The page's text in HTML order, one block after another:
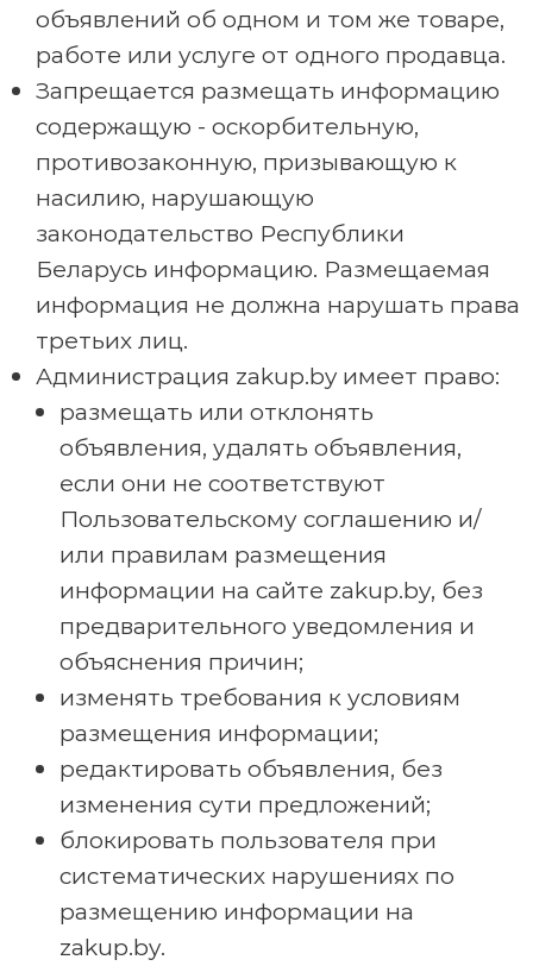
объявлений об одном и том же товаре,
работе или услуге от одного продавца.
Запрещается размещать информацию
содержащую - оскорбительную,
противозаконную, призывающую к
насилию, нарушающую
законодательство Республики
Беларусь информацию. Размещаемая
информация не должна нарушать права
третьих лиц.
Администрация zakup.by имеет право:
размещать или отклонять
объявления, удалять объявления,
если они не соответствуют
Пользовательскому соглашению и/
или правилам размещения
информации на сайте zakup.by, без
предварительного уведомления и
объяснения причин;
изменять требования к условиям
размещения информации;
редактировать объявления, без
изменения сути предложений;
блокировать пользователя при
систематических нарушениях по
размещению информации на
zakup.by.